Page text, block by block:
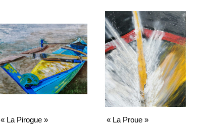
« La Pirogue » « La Proue »